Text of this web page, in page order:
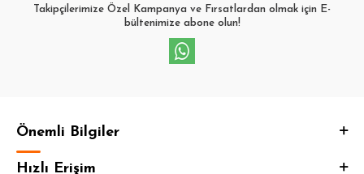
Takipçilerimize Özel Kampanya ve Fırsatlardan olmak için E-
bültenimize abone olun!
Önemli Bilgiler
Hızlı Erişim